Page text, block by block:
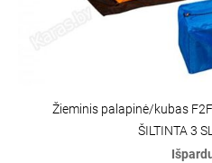
Žieminis palapinė/kubas
ŠILTINTA 3